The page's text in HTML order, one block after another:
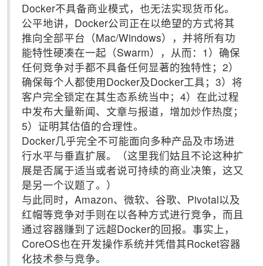
Docker不具备商业模式，也无法实现货币化。
公平地讲，Docker公司正在以绝望的方式将其
推向全部平台（Mac/Windows），并将所有功
能特性硬凑在一起（Swarm），从而：1）确保
任何竞争对手都不具备任何显著的独特性；2）
确保每个人都使用Docker及Docker工具；3）将
客户完全锁定在其生态系统当中；4）在此过程
中发布大量新闻、文章与报道，增加炒作热度；
5）证明其估值的合理性。
Docker几乎完全不可能面向多种产品及市场进
行水平与垂直扩展。（这里我们姑且不论这种扩
展是否属于适当或者说可持续的商业决策，这又
是另一个议题了。）
与此同时，Amazon、微软、谷歌、Pivotal以及
红帽等竞争对手则在以各种方式进行竞争，而且
通过容器赚到了远超Docker的回报。事实上，
CoreOS也在开发操作系统并凭借其Rocket容器
化技术参与竞争。